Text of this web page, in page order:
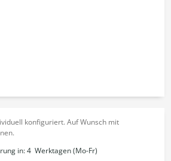
konfiguriert. Auf Wunsch mit
in:4 Werktagen (Mo-Fr)